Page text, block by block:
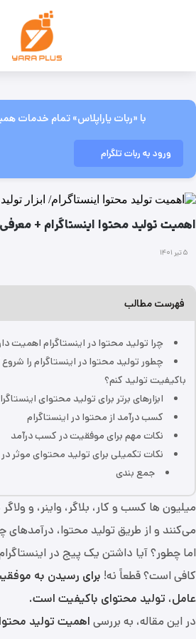
با «ربات یاراپلاس» تمام خدمات
ورود به ربات تلگرام
اهمیت تولید محتوا اینستاگرام + معرفی
۵ تیر ۱۴۰۱
فهرست مطالب
چرا تولید محتوا در اینستاگرام اهمیت
چطور تولید محتوا در اینستاگرام را
باکیفیت تولید کنم؟
ابزارهای برتر برای تولید محتوای
کسب درآمد از محتوا در اینستاگرام
نکات مهم برای موفقیت در کسب درآمد
نکات تکمیلی برای تولید محتوای موثر در
جمع ‌بندی
میلیون‌ ها کسب ‌و کار، بلاگر، واینر، و
می‌کنند و از طریق تولید محتوا،
اما چطور؟ آیا داشتن یک پیج در
کافی است؟ قطعاً نه! برای رسیدن به
عامل، تولید محتوای باکیفیت است.
در این مقاله، به بررسی اهمیت تولید محتوا